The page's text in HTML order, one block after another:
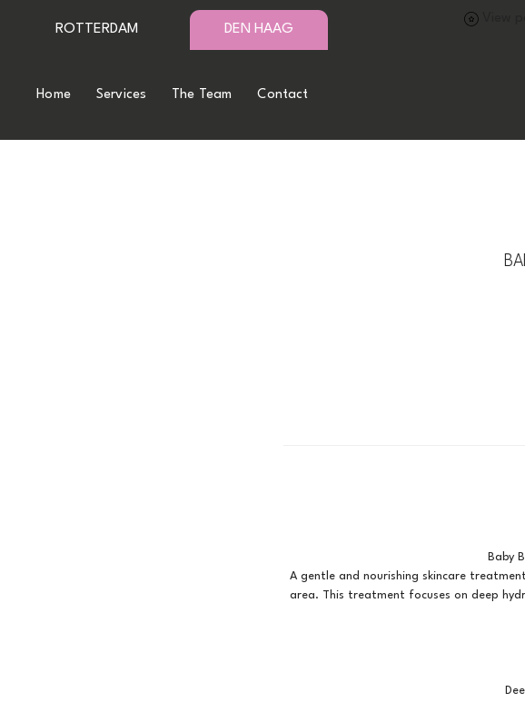
Home Services The Team Contact
DEN HAAG
ROTTERDAM
Baby
A gentle and nourishing skincare
area. This treatment focuses on deep